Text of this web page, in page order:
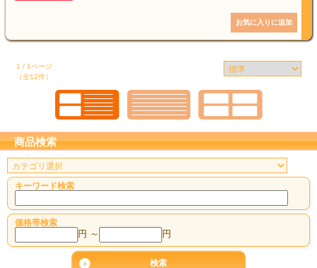
1 / 1ページ
（全12件）
商品検索
キーワード検索
価格帯検索
円 ～ 円